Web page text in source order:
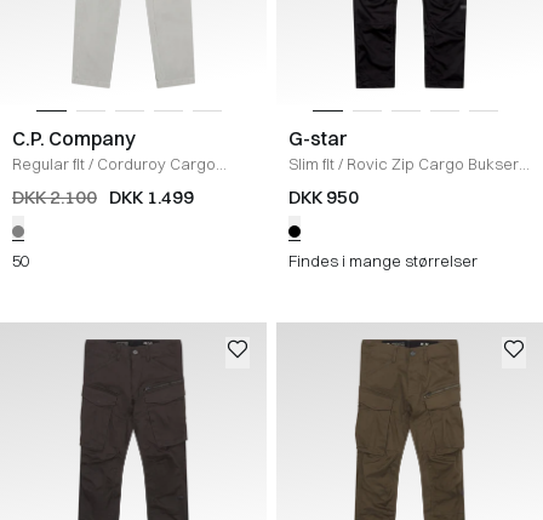
C.P. Company
Regular fit/ Corduroy Cargo
Pants/ LYS GRÅ
DKK 2.100 DKK 1.499
50
G-star
Slim fit/ Rovic Zip Cargo Bukser
BLACK
DKK 950
Findes i mange størrelser